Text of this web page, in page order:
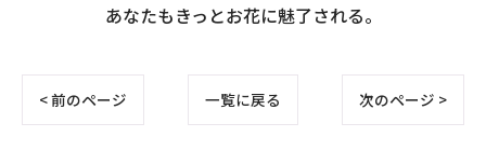
あなたもきっとお花に魅了される。
< 前のページ 一覧に戻る 次のページ >